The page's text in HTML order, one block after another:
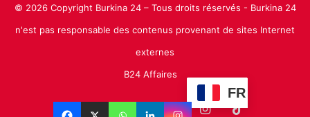
© 2026 Copyright Burkina 24 – Tous droits réservés - Burkina 24
n'est pas responsable des contenus provenant de sites Internet
externes
B24 Affaires
FR
Facebook LinkedinYouTubeInstagram
TikTok